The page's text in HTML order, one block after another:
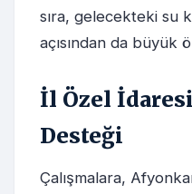
sıra, gelecekteki su
açısından da büyük
İl Özel
Desteği
Çalışmalara,